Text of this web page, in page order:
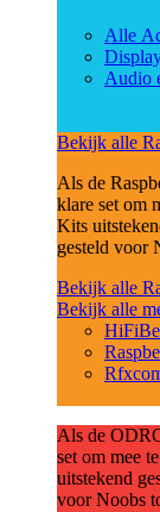
Alle
Audio
Bekijk alle
Als de
klare set om
Kits
gesteld voor
Bekijk alle
Bekijk alle
Als de
set om mee
uitstekend
voor Noobs